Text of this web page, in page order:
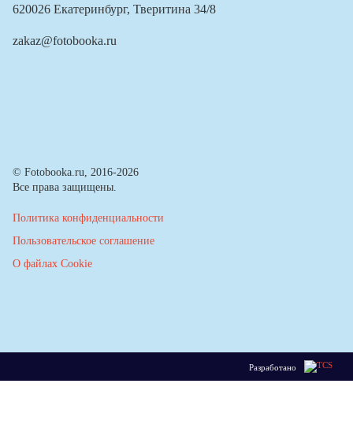
620026 Екатеринбург, Тверитина 34/8
zakaz@fotobooka.ru
© Fotobooka.ru, 2016-2026
Все права защищены.
Политика конфиденциальности
Пользовательское соглашение
О файлах Cookie
Разработано